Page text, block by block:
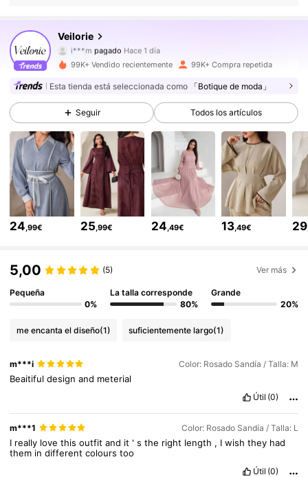
Veilorie
4,77
195K Seguidores
4***8 seguido hace Hace 1 horas
4,77 195K Seguidores
4,77 195K Seguidores
4,77 195K Seguidores
4,77 195K Seguidores
4,77 195K Seguidores
99K+ Vendido recientemente 99K+ Compra repetida
Esta tienda está seleccionada como 「Botique de moda」
Seguir Todos los artículos
24,99€ 25,99€ 24,49€ 13,49€ 29
5,00 (5) Ver más
Pequeña
0%
La talla corresponde
80%
Grande
20%
me encanta el diseño(1) suficientemente largo(1)
m***i Color: Rosado Sandía / Talla: M
Beaitifuldesignand meterial
Útil (0)
m***1 Color: Rosado Sandía / Talla: L
I really lovethisoutfitand it 'sthe right length , Iwishthey had
them indifferentcolourstoo
Útil (0)